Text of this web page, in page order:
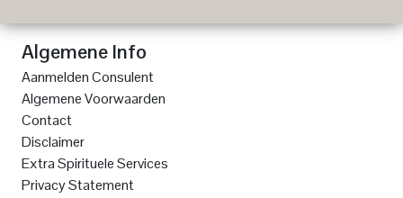
Algemene Info
Aanmelden Consulent
Algemene Voorwaarden
Contact
Disclaimer
Extra Spirituele Services
Privacy Statement